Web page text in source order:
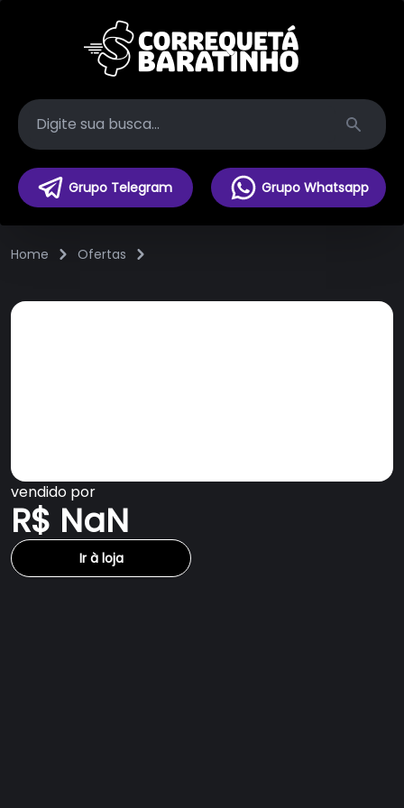
Search
Grupo Telegram Grupo Whatsapp
Home Ofertas
vendido por
R$ NaN
Ir à loja